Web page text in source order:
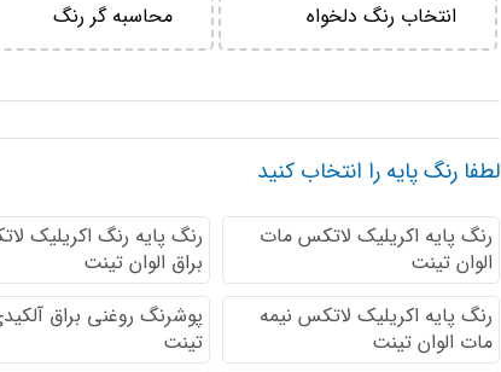
انتخاب رنگ دلخواه محاسبه گر رنگ
لطفا رنگ پایه را انتخاب کنید
رنگ پایه اكريليك لاتكس مات
الوان تینت
رنگ پایه رنگ اكريليك
براق الوان تینت
رنگ پایه اكريليك لاتكس نيمه
مات الوان تینت
پوشرنگ روغنی براق
تینت